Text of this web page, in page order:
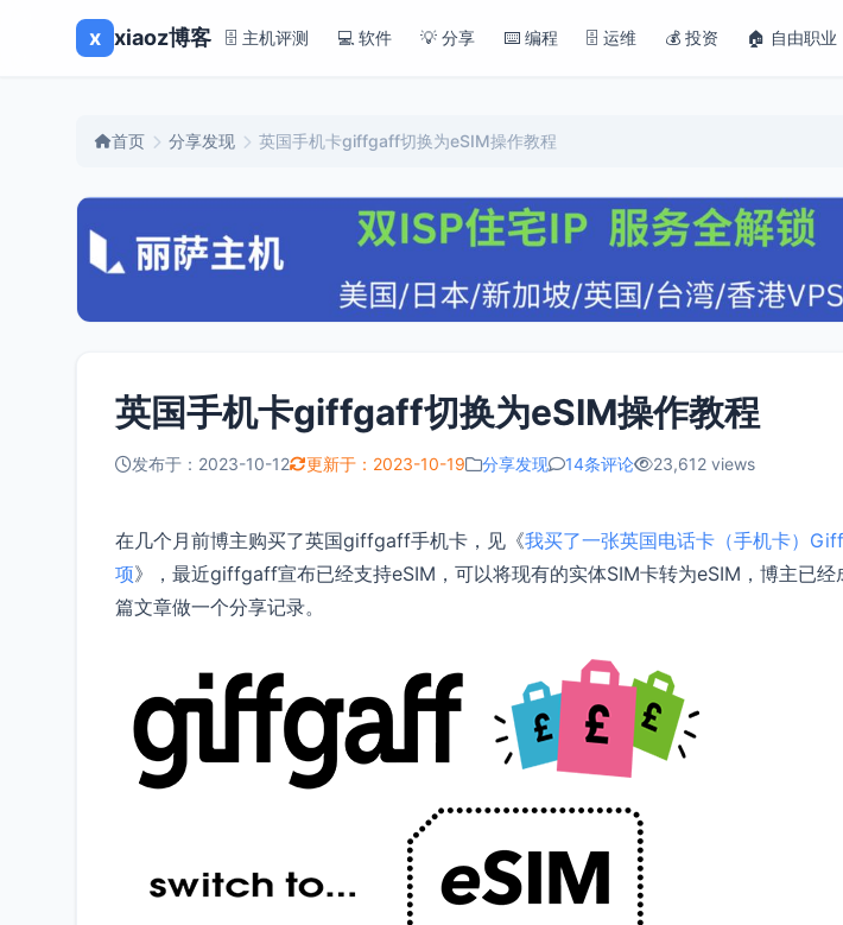
x xiaoz博客 🗄️ 主机评测 💻 软件 💡 分享 ⌨️ 编程 🗄️ 运维 💰 投资 🏠 自由职业
首页 分享发现 英国手机卡giffgaff切换为eSIM操作教程
英国手机卡giffgaff切换为eSIM操作教程
发布于：2023-10-12 更新于：2023-10-19 分享发现 14条评论 23,612 views
在几个月前博主购买了英国giffgaff手机卡，见《我买了一张英国电话卡（手机卡）
项》，最近giffgaff宣布已经支持eSIM，可以将现有的实体SIM卡转为eSIM，博主已
篇文章做一个分享记录。